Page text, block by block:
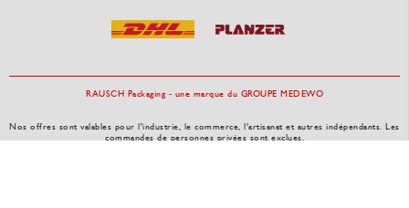
RAUSCH Packaging - une marque du GROUPE MEDEWO
Nos offres sont valables pour l'industrie, le commerce, l’artisanat et autres indépendants. Les
commandes de personnes privées sont exclues.